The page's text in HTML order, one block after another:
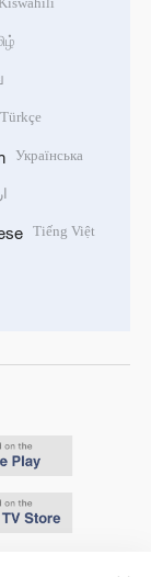
Türkçe
Українська
Tiếng Việt